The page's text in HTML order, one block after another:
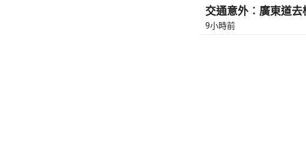
交通意外︰廣東道
9小時前